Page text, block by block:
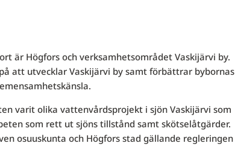
är Högfors och verksamhetsområdet Vaskijärvi by.
att utvecklar Vaskijärvi by samt förbättrar bybornas
varit olika vattenvårdsprojekt i sjön Vaskijärvi som
som rett ut sjöns tillstånd samt skötselåtgärder.
osuuskunta och Högfors stad gällande regleringen